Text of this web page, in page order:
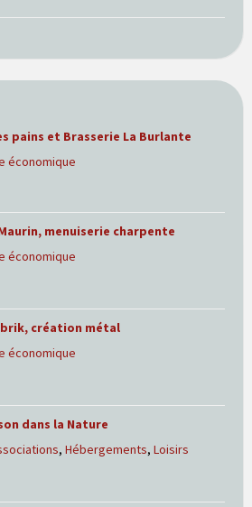
pains et Brasserie La Burlante
économique
menuiserie charpente
économique
création métal
économique
dans la Nature
, Hébergements, Loisirs